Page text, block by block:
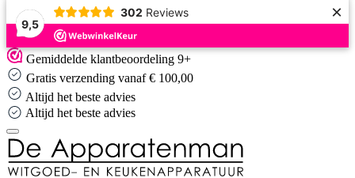
9,5
302 Reviews ×
Skip
to
content
Gemiddelde klantbeoordeling 9+
Gratis verzending vanaf € 100,00
Altijd het beste advies
Altijd het beste advies